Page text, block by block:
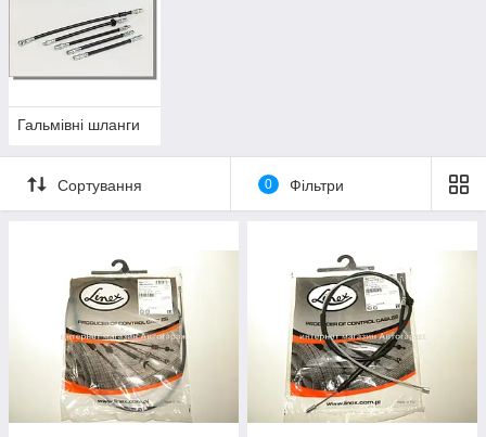
Гальмівні шланги
Сортування 0 Фільтри